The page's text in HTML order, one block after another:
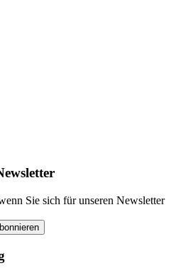
Sie sich für unseren Newsletter